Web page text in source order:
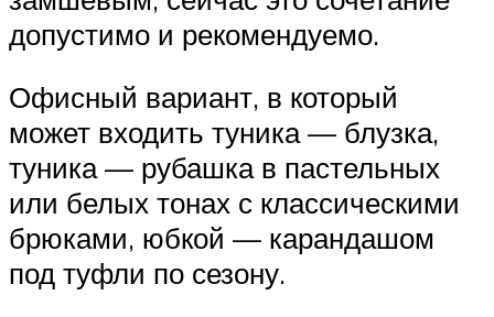
допустимо и рекомендуемо.
Офисный вариант, в который
может входить туника — блузка,
туника — рубашка в пастельных
или белых тонах с классическими
брюками, юбкой — карандашом
под туфли по сезону.